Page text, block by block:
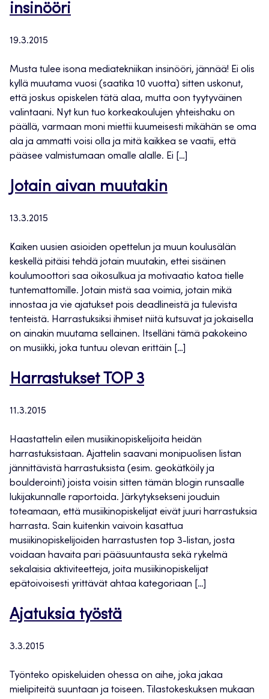
insinööri
19.3.2015
Musta tulee isona mediatekniikan insinööri, jännää! Ei olis
kyllä muutama vuosi (saatika 10 vuotta) sitten uskonut,
että joskus opiskelen tätä alaa, mutta oon tyytyväinen
valintaani. Nyt kun tuo korkeakoulujen yhteishaku on
päällä, varmaan moni miettii kuumeisesti mikähän se oma
ala ja ammatti voisi olla ja mitä kaikkea se vaatii, että
pääsee valmistumaan omalle alalle. Ei […]
Jotain aivan muutakin
13.3.2015
Kaiken uusien asioiden opettelun ja muun koulusälän
keskellä pitäisi tehdä jotain muutakin, ettei sisäinen
koulumoottori saa oikosulkua ja motivaatio katoa tielle
tuntemattomille. Jotain mistä saa voimia, jotain mikä
innostaa ja vie ajatukset pois deadlineistä ja tulevista
tenteistä. Harrastuksiksi ihmiset niitä kutsuvat ja jokaisella
on ainakin muutama sellainen. Itselläni tämä pakokeino
on musiikki, joka tuntuu olevan erittäin […]
Harrastukset TOP 3
11.3.2015
Haastattelin eilen musiikinopiskelijoita heidän
harrastuksistaan. Ajattelin saavani monipuolisen listan
jännittävistä harrastuksista (esim. geokätköily ja
boulderointi) joista voisin sitten tämän blogin runsaalle
lukijakunnalle raportoida. Järkytyksekseni jouduin
toteamaan, että musiikinopiskelijat eivät juuri harrastuksia
harrasta. Sain kuitenkin vaivoin kasattua
musiikinopiskelijoiden harrastusten top 3-listan, josta
voidaan havaita pari pääsuuntausta sekä rykelmä
sekalaisia aktiviteetteja, joita musiikinopiskelijat
epätoivoisesti yrittävät ahtaa kategoriaan […]
Ajatuksia työstä
3.3.2015
Työnteko opiskeluiden ohessa on aihe, joka jakaa
mielipiteitä suuntaan ja toiseen. Tilastokeskuksen mukaan